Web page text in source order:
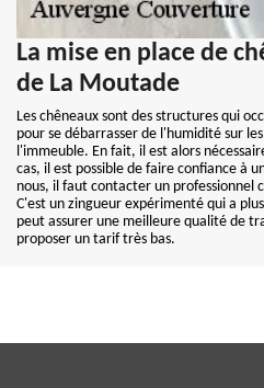
La mise en place de
de La Moutade
Les chêneaux sont des structures qui
pour se débarrasser de l'humidité sur
l'immeuble. En fait, il est alors
cas, il est possible de faire confiance à
nous, il faut contacter un professionnel
C'est un zingueur expérimenté qui a
peut assurer une meilleure qualité de
proposer un tarif très bas.